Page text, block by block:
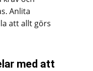
Anlita
att allt görs
med att